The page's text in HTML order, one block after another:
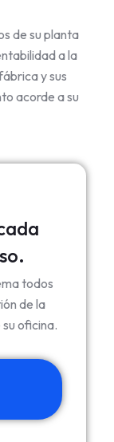
de su planta
a la
y sus
acorde a su
todos
de la
oficina.